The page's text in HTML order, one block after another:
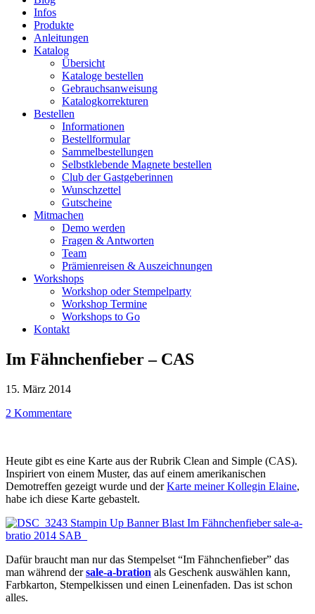
Infos
Produkte
Anleitungen
Katalog
Übersicht
Kataloge bestellen
Gebrauchsanweisung
Katalogkorrekturen
Bestellen
Informationen
Bestellformular
Sammelbestellungen
Selbstklebende Magnete bestellen
Club der Gastgeberinnen
Wunschzettel
Gutscheine
Mitmachen
Demo werden
Fragen & Antworten
Team
Prämienreisen & Auszeichnungen
Workshops
Workshop oder Stempelparty
Workshop Termine
Workshops to Go
Kontakt
Im Fähnchenfieber – CAS
15. März 2014
2 Kommentare
Heute gibt es eine Karte aus der Rubrik Clean and Simple (CAS).
Inspiriert von einem Muster, das auf einem amerikanischen
Demotreffen gezeigt wurde und derKarte meiner Kollegin Elaine,
habe ich diese Karte gebastelt.
Dafür braucht man nur das Stempelset “Im Fähnchenfieber” das
man während dersale-a-bration als Geschenk auswählen kann,
Farbkarton, Stempelkissen und einen Leinenfaden. Das ist schon
alles.